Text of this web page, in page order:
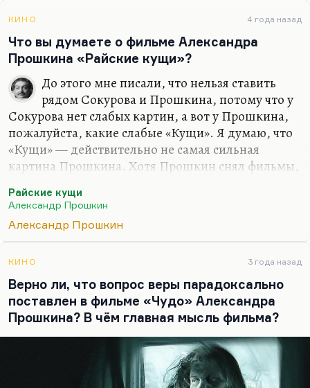
КИНО 4 года назад
Что вы думаете о фильме Александра
Прошкина «Райские кущи»?
До этого мне писали, что нельзя ставить
рядом Сокурова и Прошкина, потому что у
Сокурова нет слабых картин, а вот у Прошкина,
пожалуйста, какие слабые «Кущи». Я думаю, что
«Кущи» — действительно не самая сильная
картина Прошкина. Хотя Прошкин снял фильмы,
для меня выше сокуровских. Ну, у меня всегда
есть какая-то табель о рангах, простите меня. Это
учительная привычка расставлять всех по
картина, но ведь, простите меня, и фильм
Мельникова «Отпуск в сентябре» (по-моему,
Мельникова, сейчас я уточню) по той же «Утиной
охоте» тоже слаб. Для того чтобы поставить
«Утиную охоту», нужно обладать своей…
Райские кущи
Александр Прошкин
Александр Прошкин
КИНО 3 года назад
Верно ли, что вопрос веры парадоксально
поставлен в фильме «Чудо» Александра
Прошкина? В чём главная мысль фильма?